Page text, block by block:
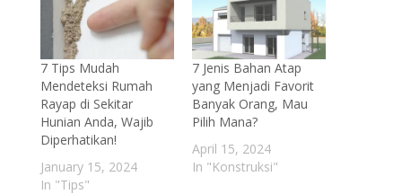
7 Tips Mudah
Mendeteksi Rumah
Rayap di Sekitar
Hunian Anda, Wajib
Diperhatikan!
January 15, 2024
In "Tips"
7 Jenis Bahan Atap
yang Menjadi Favorit
Banyak Orang, Mau
Pilih Mana?
April 15, 2024
In "Konstruksi"